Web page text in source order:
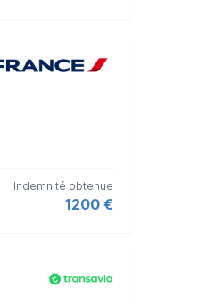
Indemnité obtenue
1200 €